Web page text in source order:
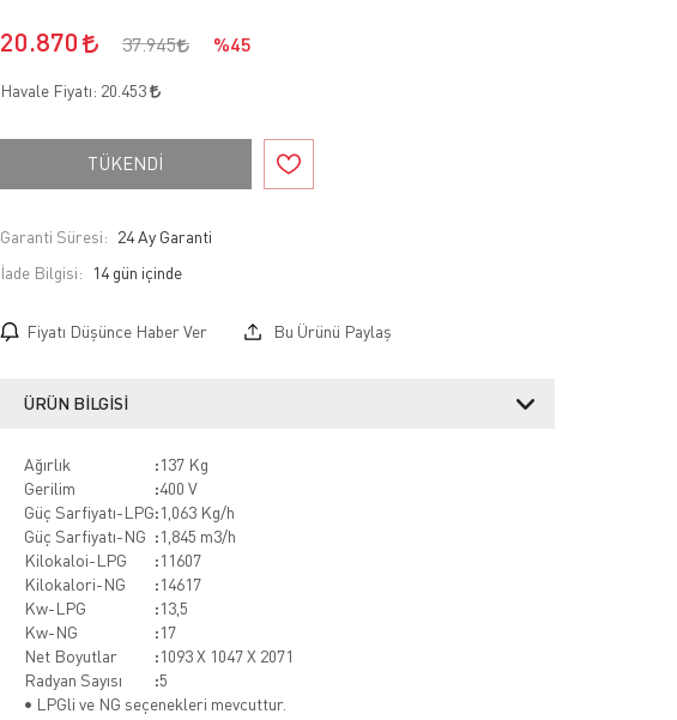
20.870 37.945 %45
Havale Fiyatı: 20.453
TÜKENDİ
Garanti Süresi: 24 Ay Garanti
İade Bilgisi:
Fiyatı Düşünce Haber Ver Bu Ürünü Paylaş
ÜRÜN BILGISI
Ağırlık :137 Kg
Gerilim
:400 V
Güç Sarfiyatı-LPG:1,063 Kg/h
Güç Sarfiyatı-NG :1,845 m3/h
Kilokaloi-LPG
:11607
Kilokalori-NG
:14617
Kw-LPG
:13,5
Kw-NG
:17
Net Boyutlar
:1093 X 1047 X 2071
Radyan Sayısı
:5
• LPGli ve NG seçenekleri mevcuttur.